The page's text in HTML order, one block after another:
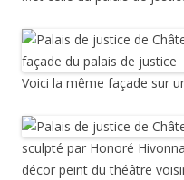
Voici la même façade sur
sculpté par Honoré
décor peint du théâtre